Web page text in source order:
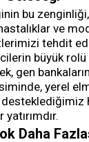
bu
ve
tehdit
büyük
gen
yerel
Daha